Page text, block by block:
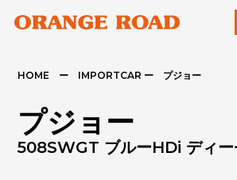
- 輸入車
HOME ー IMPORTCAR ー プジョー
プジョー
508SWGT ブルーHDi ディー